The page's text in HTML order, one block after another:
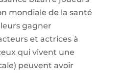
mondiale de la santé
leurs gagner
et actrices à
qui vivent une
peuvent avoir